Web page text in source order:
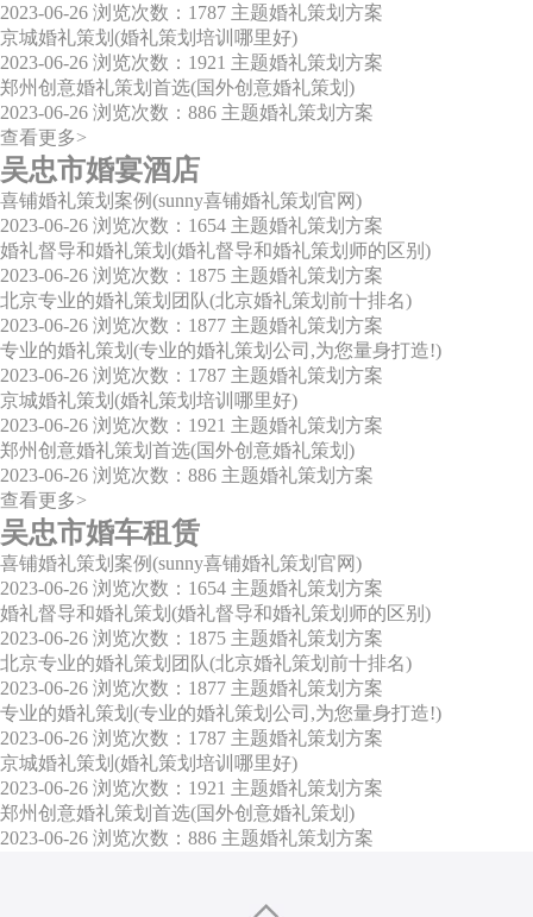
2023-06-26 浏览次数：1787 主题婚礼策划方案
京城婚礼策划(婚礼策划培训哪里好)
2023-06-26 浏览次数：1921 主题婚礼策划方案
郑州创意婚礼策划首选(国外创意婚礼策划)
2023-06-26 浏览次数：886 主题婚礼策划方案
查看更多>
吴忠市婚宴酒店
喜铺婚礼策划案例(sunny喜铺婚礼策划官网)
2023-06-26 浏览次数：1654 主题婚礼策划方案
婚礼督导和婚礼策划(婚礼督导和婚礼策划师的区别)
2023-06-26 浏览次数：1875 主题婚礼策划方案
北京专业的婚礼策划团队(北京婚礼策划前十排名)
2023-06-26 浏览次数：1877 主题婚礼策划方案
专业的婚礼策划(专业的婚礼策划公司,为您量身打造!)
2023-06-26 浏览次数：1787 主题婚礼策划方案
京城婚礼策划(婚礼策划培训哪里好)
2023-06-26 浏览次数：1921 主题婚礼策划方案
郑州创意婚礼策划首选(国外创意婚礼策划)
2023-06-26 浏览次数：886 主题婚礼策划方案
查看更多>
吴忠市婚车租赁
喜铺婚礼策划案例(sunny喜铺婚礼策划官网)
2023-06-26 浏览次数：1654 主题婚礼策划方案
婚礼督导和婚礼策划(婚礼督导和婚礼策划师的区别)
2023-06-26 浏览次数：1875 主题婚礼策划方案
北京专业的婚礼策划团队(北京婚礼策划前十排名)
2023-06-26 浏览次数：1877 主题婚礼策划方案
专业的婚礼策划(专业的婚礼策划公司,为您量身打造!)
2023-06-26 浏览次数：1787 主题婚礼策划方案
京城婚礼策划(婚礼策划培训哪里好)
2023-06-26 浏览次数：1921 主题婚礼策划方案
郑州创意婚礼策划首选(国外创意婚礼策划)
2023-06-26 浏览次数：886 主题婚礼策划方案